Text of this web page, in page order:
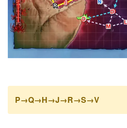
P→Q→H→J→R→S→V